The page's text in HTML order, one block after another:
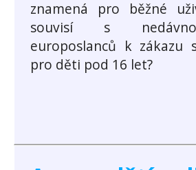
znamená pro běžné
souvisí s
europoslanců k zákazu
pro děti pod 16 let?